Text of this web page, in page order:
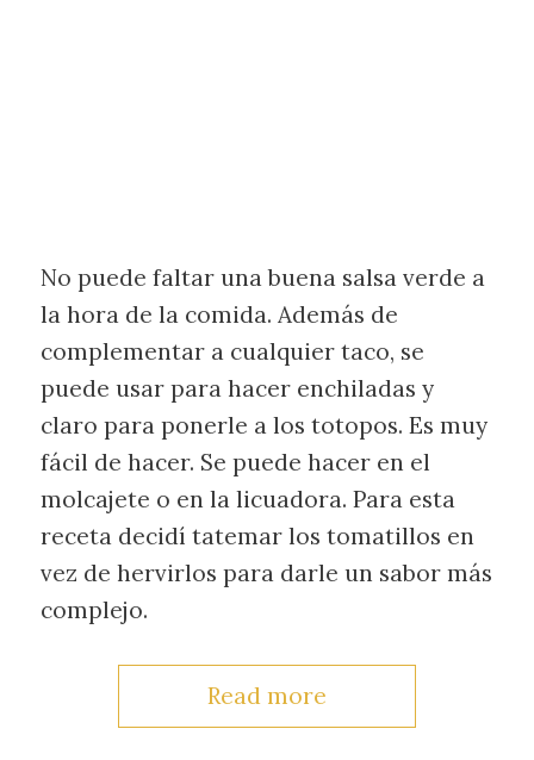
No puede faltar una buena salsa verde a
la hora de la comida. Además de
complementar a cualquier taco, se
puede usar para hacer enchiladas y
claro para ponerle a los totopos. Es muy
fácil de hacer. Se puede hacer en el
molcajete o en la licuadora. Para esta
receta decidí tatemar los tomatillos en
vez de hervirlos para darle un sabor más
complejo.
Read more